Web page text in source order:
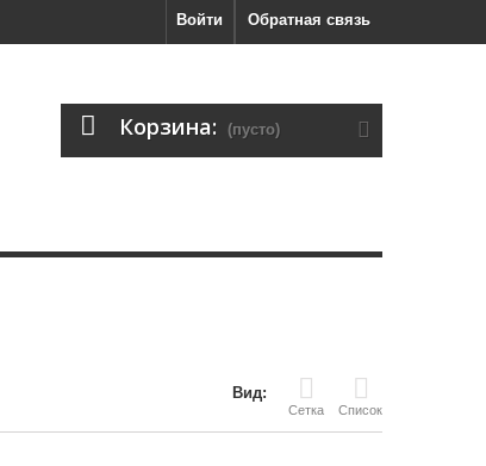
Обратная связь
Войти
Корзина: (пусто)
Вид:
Сетка Список